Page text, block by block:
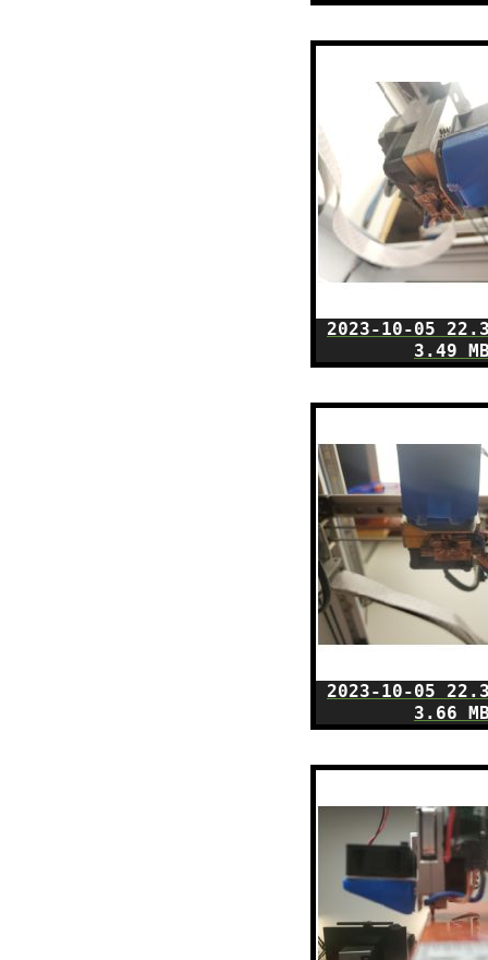
2023-10-05
3.49
2023-10-05
3.66